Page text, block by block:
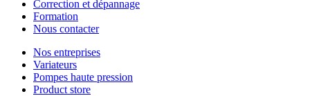
Correction et dépannage
Formation
Nous contacter
Nos entreprises
Variateurs
Pompes haute pression
Product store